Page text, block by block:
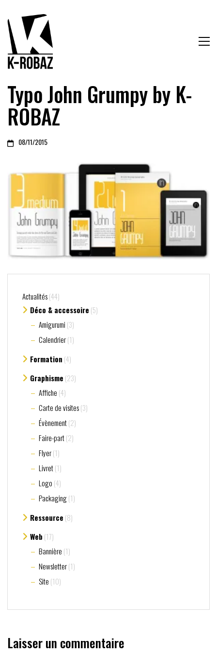
Typo John Grumpy by K-
ROBAZ
08/11/2015
Actualités(44)
Déco & accessoire (5)
Amigurumi (3)
Calendrier(1)
Formation (4)
Graphisme (23)
Affiche (4)
Carte de visites(3)
Évènement(2)
Faire-part(2)
Flyer(1)
Livret(1)
Logo (4)
Packaging(1)
Ressource (8)
Web (17)
Bannière (1)
Newsletter(1)
Site (10)
Laisser un commentaire